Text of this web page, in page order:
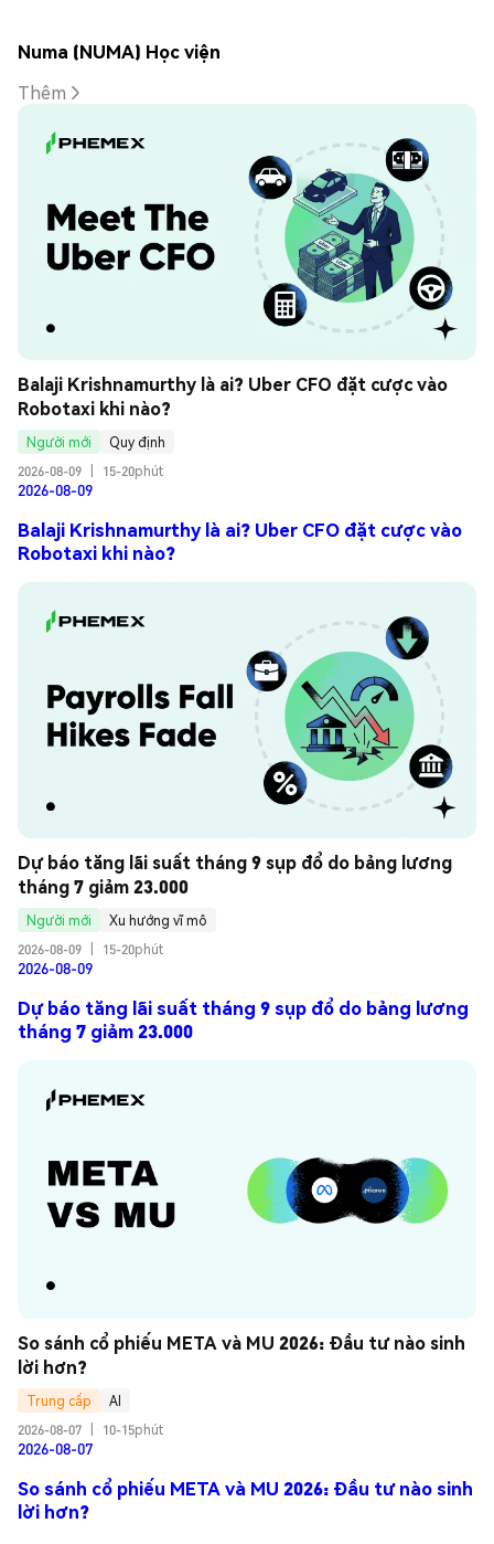
Numa (NUMA) Học viện
Thêm
Balaji Krishnamurthy là ai? Uber CFO đặt cược vào
Robotaxi khi nào?
Người mới
Quy định
2026-08-09
15-20phút
2026-08-09
Balaji Krishnamurthy là ai? Uber CFO đặt cược vào
Robotaxi khi nào?
Dự báo tăng lãi suất tháng 9 sụp đổ do bảng lương
tháng 7 giảm 23.000
Người mới
Xu hướng vĩ mô
2026-08-09
15-20phút
2026-08-09
Dự báo tăng lãi suất tháng 9 sụp đổ do bảng lương
tháng 7 giảm 23.000
So sánh cổ phiếu META và MU 2026: Đầu tư nào sinh
lời hơn?
Trung cấp
AI
2026-08-07
10-15phút
2026-08-07
So sánh cổ phiếu META và MU 2026: Đầu tư nào sinh
lời hơn?